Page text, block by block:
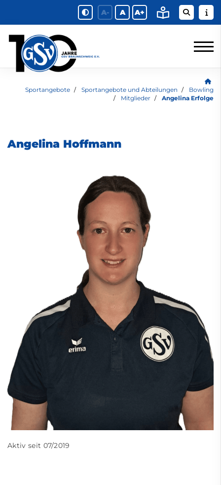
A- A A+
Sportangebote Sportangebote und Abteilungen
Bowling
Mitglieder
Angelina Erfolge
Angelina Hoffmann
Aktiv seit 07/2019